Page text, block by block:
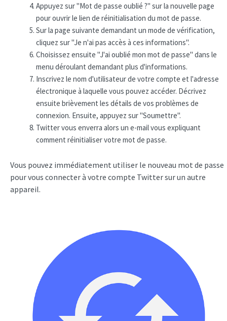
Appuyez sur "Mot de passe oublié ?" sur la nouvelle page
pour ouvrir le lien de réinitialisation du mot de passe.
Sur la page suivante demandant un mode de vérification,
cliquez sur "Je n'ai pas accès à ces informations".
Choisissez ensuite "J'ai oublié mon mot de passe" dans le
menu déroulant demandant plus d'informations.
Inscrivez le nom d'utilisateur de votre compte et l'adresse
électronique à laquelle vous pouvez accéder. Décrivez
ensuite brièvement les détails de vos problèmes de
connexion. Ensuite, appuyez sur "Soumettre".
Twitter vous enverra alors un e-mail vous expliquant
comment réinitialiser votre mot de passe.
Vous pouvez immédiatement utiliser le nouveau mot de passe
pour vous connecter à votre compte Twitter sur un autre
appareil.